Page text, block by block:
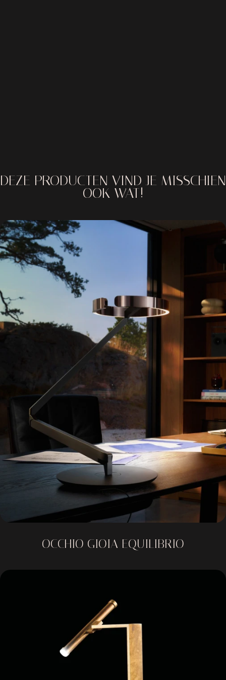
DEZE PRODUCTEN VIND JE MISSCHIEN
OOK WAT!
OCCHIO GIOIA EQUILIBRIO